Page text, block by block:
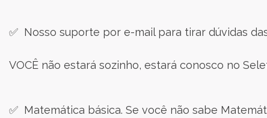
✅ Nosso suporte por e-mail para tirar dúvidas
VOCÊ não estará sozinho, estará conosco no
✅ Matemática básica. Se você não sabe